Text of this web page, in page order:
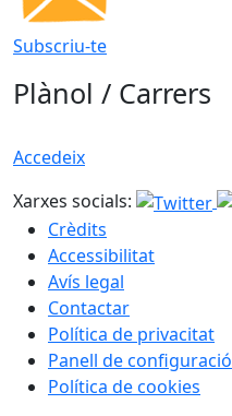
Subscriu-te
Plànol / Carrers
Accedeix
Xarxes socials:
Crèdits
Accessibilitat
Avís legal
Contactar
Política de privacitat
Panell de configuració
Política de cookies